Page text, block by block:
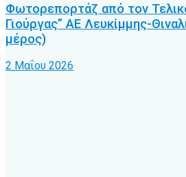
Φωτορεπορτάζ από τον
Γιούργας” ΑΕ Λευκίμμης-
μέρος)
2 Μαΐου 2026